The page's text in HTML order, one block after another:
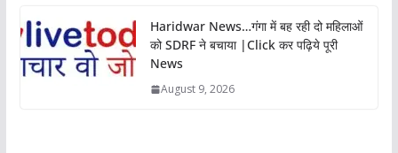
Haridwar News…गंगा में बह रही दो महिलाओं
को SDRF ने बचाया |Click कर पढ़िये पूरी
News
August 9, 2026